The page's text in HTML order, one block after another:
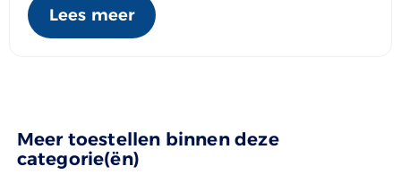
Lees meer
Meer toestellen binnen deze
categorie(ën)